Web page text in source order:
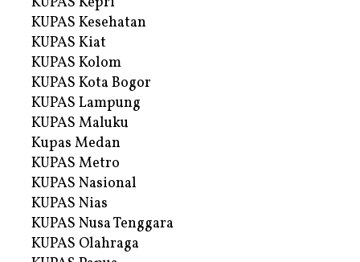
KUPAS Kesehatan
KUPAS Kiat
KUPAS Kolom
KUPAS Kota Bogor
KUPAS Lampung
KUPAS Maluku
Kupas Medan
KUPAS Metro
KUPAS Nasional
KUPAS Nias
KUPAS Nusa Tenggara
KUPAS Olahraga